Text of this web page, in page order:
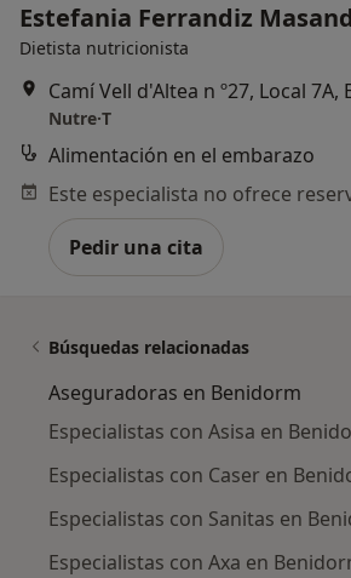
Estefania Ferrandiz Masand
Dietista nutricionista
Camí Vell d'Altea n º27, Local 7A,
Nutre·T
Alimentación en el embarazo
Pedir una cita
Búsquedas relacionadas
Aseguradoras en Benidorm
Especialistas con Asisa en
Especialistas con Caser en
Especialistas con Sanitas en
Especialistas con Axa en